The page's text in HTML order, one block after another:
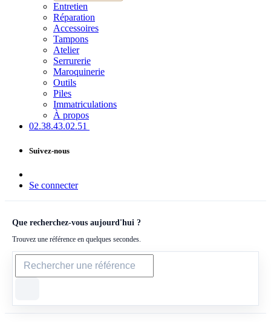
Entretien
Réparation
Accessoires
Tampons
Atelier
Serrurerie
Maroquinerie
Outils
Piles
Immatriculations
À propos
02.38.43​.02.51
Suivez-nous
Se connecter
Que recherchez-vous aujourd'hui ?
Trouvez une référence en quelques secondes.